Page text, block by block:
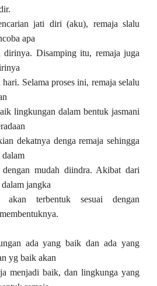
jati diri (aku), remaja slalu
apa
dirinya. Disamping itu, remaja juga
Selama proses ini, remaja selalu
lingkungan dalam bentuk jasmani
dekatnya denga remaja sehingga
dalam
mudah diindra. Akibat dari
jangka
akan terbentuk sesuai dengan
ada yang baik dan ada yang
yg baik akan
menjadi baik, dan lingkunga yang